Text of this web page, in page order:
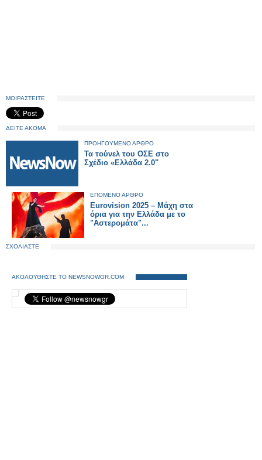
ΜΟΙΡΑΣΤΕΙΤΕ
ΔΕΙΤΕ ΑΚΟΜΑ
ΠΡΟΗΓΟΥΜΕΝΟ ΑΡΘΡΟ
Τα τούνελ του ΟΣΕ στο
Σχέδιο «Ελλάδα 2.0"
ΕΠΟΜΕΝΟ ΑΡΘΡΟ
Eurovision 2025 – Μάχη στα
όρια για την Ελλάδα με το
"Αστερομάτα"...
ΣΧΟΛΙΑΣΤΕ
ΑΚΟΛΟΥΘΗΣΤΕ ΤΟ NEWSNOWGR.COM